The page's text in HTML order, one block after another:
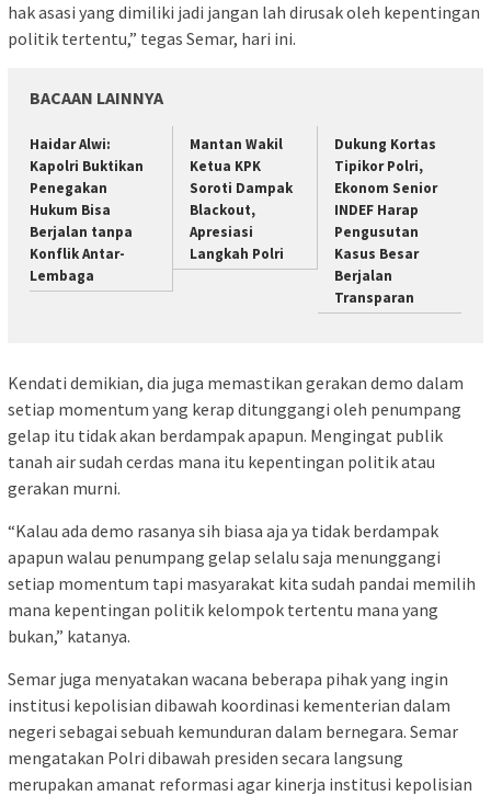
hak asasi yang dimiliki jadi jangan lah dirusak oleh kepentingan
politik tertentu,” tegas Semar, hari ini.
BACAAN LAINNYA
Haidar Alwi:
Kapolri Buktikan
Penegakan
Hukum Bisa
Berjalan tanpa
Konflik Antar-
Lembaga
Mantan Wakil
Ketua KPK
Soroti Dampak
Blackout,
Apresiasi
Langkah Polri
Dukung Kortas
Tipikor Polri,
Ekonom Senior
INDEF Harap
Pengusutan
Kasus Besar
Berjalan
Transparan
Kendati demikian, dia juga memastikan gerakan demo dalam
setiap momentum yang kerap ditunggangi oleh penumpang
gelap itu tidak akan berdampak apapun. Mengingat publik
tanah air sudah cerdas mana itu kepentingan politik atau
gerakan murni.
“Kalau ada demo rasanya sih biasa aja ya tidak berdampak
apapun walau penumpang gelap selalu saja menunggangi
setiap momentum tapi masyarakat kita sudah pandai memilih
mana kepentingan politik kelompok tertentu mana yang
bukan,” katanya.
Semar juga menyatakan wacana beberapa pihak yang ingin
institusi kepolisian dibawah koordinasi kementerian dalam
negeri sebagai sebuah kemunduran dalam bernegara. Semar
mengatakan Polri dibawah presiden secara langsung
merupakan amanat reformasi agar kinerja institusi kepolisian